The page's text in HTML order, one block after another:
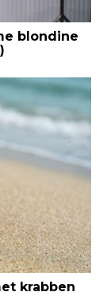
blondine
krabben